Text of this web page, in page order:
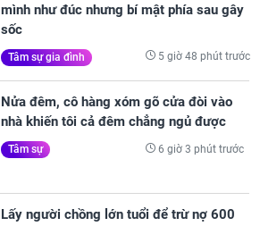
mình như đúc nhưng bí mật phía sau gây
sốc
Tâm sự gia đình 5 giờ 48 phút trước
Nửa đêm, cô hàng xóm gõ cửa đòi vào
nhà khiến tôi cả đêm chẳng ngủ được
Tâm sự 6 giờ 3 phút trước
Lấy người chồng lớn tuổi để trừ nợ 600